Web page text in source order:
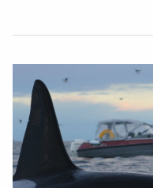
artikler